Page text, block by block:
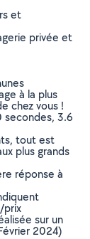
et
privée et
à la plus
chez vous !
secondes, 3.6
tout est
plus grands
réponse à
prix
sur un
2024)